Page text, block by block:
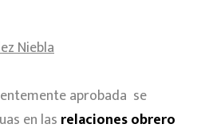
Niebla
aprobada se
en las relaciones obrero